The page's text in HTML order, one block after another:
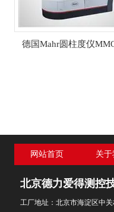
德国Mahr圆柱度仪
网站首页 关
北京德力爱得测控
工厂地址：北京市海淀区中